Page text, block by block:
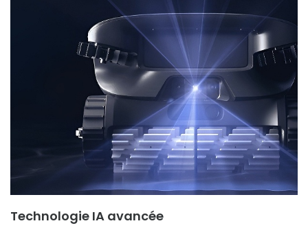
Technologie IA avancée